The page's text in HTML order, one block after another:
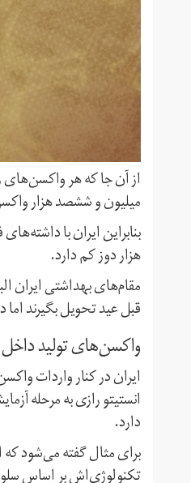
از آن جا که هر واکسن‌های
میلیون و ششصد هزار
هزار دوز کم دارد.
مقام‌های بهداشتی ایران
قبل عید تحویل بگیرند
واکسن‌های تولید داخل
انستیتو رازی به مرحله
دارد.
برای مثال گفته می‌شود